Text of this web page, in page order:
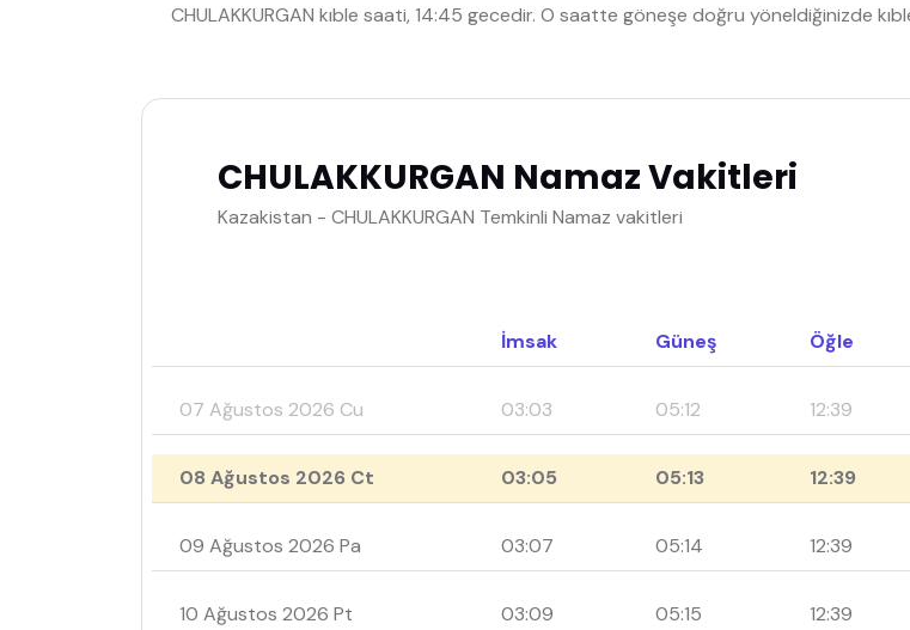
CHULAKKURGAN kıble saati, 14:45 gecedir. O saatte göneşe doğru yöneldiğinizde
CHULAKKURGAN Namaz Vakitleri
Kazakistan - CHULAKKURGAN Temkinli Namaz vakitleri
İmsak Güneş Öğle
07 Ağustos 2026 Cu 03:03 05:12 12:39
08 Ağustos 2026 Ct 03:05 05:13 12:39
09 Ağustos 2026 Pa 03:07 05:14 12:39
10 Ağustos 2026 Pt 03:09 05:15 12:39